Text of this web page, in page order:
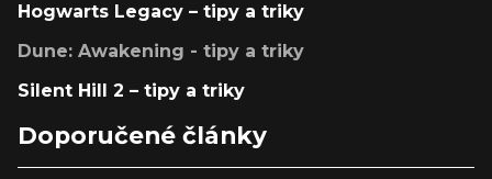
Hogwarts Legacy – tipy a triky
Dune: Awakening - tipy a triky
Silent Hill 2 – tipy a triky
Doporučené články